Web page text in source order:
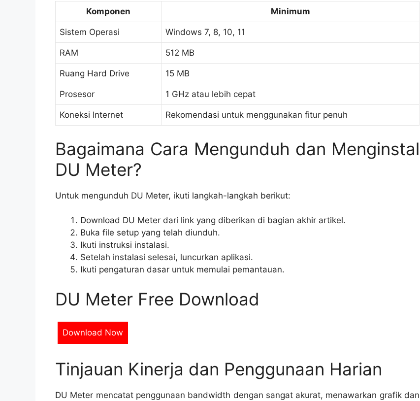
Komponen Minimum
Sistem Operasi Windows 7, 8, 10, 11
RAM 512 MB
Ruang Hard Drive 15 MB
Prosesor 1 GHz atau lebih cepat
Koneksi Internet Rekomendasi untuk menggunakan fitur penuh
Bagaimana Cara Mengunduh dan Menginstal
DU Meter?
Untuk mengunduh DU Meter, ikuti langkah-langkah berikut:
Download DU Meter dari link yang diberikan di bagian akhir artikel.
Buka file setup yang telah diunduh.
Ikuti instruksi instalasi.
Setelah instalasi selesai, luncurkan aplikasi.
Ikuti pengaturan dasar untuk memulai pemantauan.
DU Meter Free Download
Download Now
Tinjauan Kinerja dan Penggunaan Harian
DU Meter mencatat penggunaan bandwidth dengan sangat akurat, menawarkan grafik dan